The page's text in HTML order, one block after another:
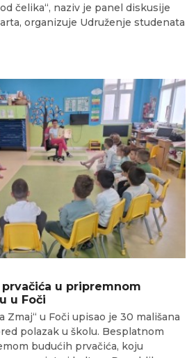
čelika“, naziv je panel diskusije
organizuje Udruženje studenata
u pripremnom
u Foči
Zmaj“ u Foči upisao je 30 mališana
polazak u školu. Besplatnom
budućih prvačića, koju